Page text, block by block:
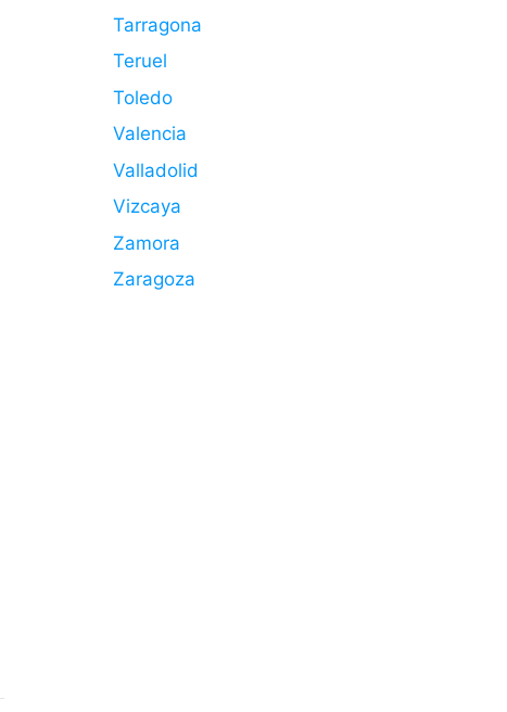
Tarragona
Teruel
Toledo
Valencia
Valladolid
Vizcaya
Zamora
Zaragoza